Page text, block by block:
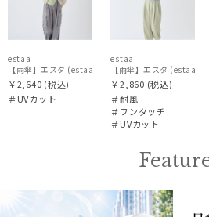
SWASH LONDON
urawaza
帽子
estaa
【雨傘】エスタ (estaa) ネビュラ 晴雨兼用 UV対応
￥2,640 (税込)
＃UVカット
estaa
￥2,860 (税込)
＃耐風
＃ワンタッチ
＃UVカット